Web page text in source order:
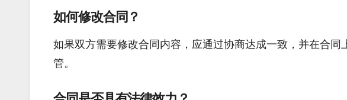
如何修改合同？
如果双方需要修改合同内容，应通过协商达成一致，并在合
管。